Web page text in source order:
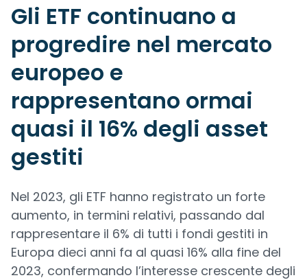
Gli ETF continuano a
progredire nel mercato
europeo e
rappresentano ormai
quasi il 16% degli asset
gestiti
Nel 2023, gli ETF hanno registrato un forte
aumento, in termini relativi, passando dal
rappresentare il 6% di tutti i fondi gestiti in
Europa dieci anni fa al quasi 16% alla fine del
2023, confermando l’interesse crescente degli